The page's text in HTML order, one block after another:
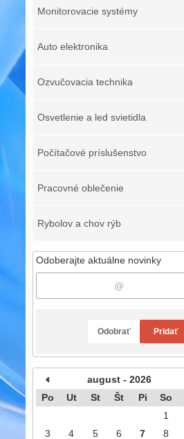
Monitorovacie systémy
Auto elektronika
Ozvučovacia technika
Osvetlenie a led svietidla
Počítačové príslušenstvo
Pracovné oblečenie
Rybolov a chov rýb
Odoberajte aktuálne novinky
Odobrať Pridať
august - 2026
Po
Ut St Št Pi So
1
3
4 5 6 7 8